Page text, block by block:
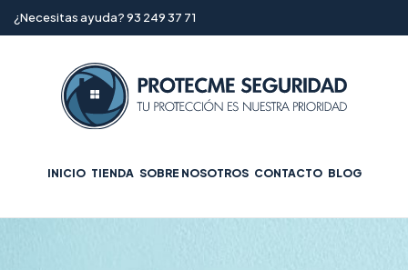
¿Necesitas ayuda? 93 249 37 71
INICIO TIENDA SOBRE NOSOTROS CONTACTO BLOG